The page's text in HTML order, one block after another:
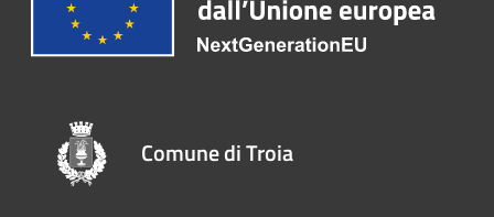
Comune di Troia